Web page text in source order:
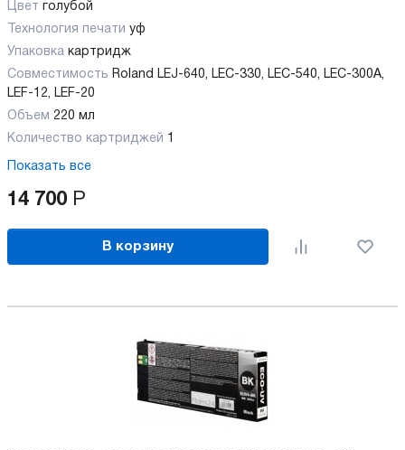
Цвет голубой
Технология печати уф
Упаковка картридж
Совместимость Roland LEJ-640, LEC-330, LEC-540, LEC-300А,
LEF-12, LEF-20
Объем 220 мл
Количество картриджей
1
Показать все
14 700 Р
В корзину